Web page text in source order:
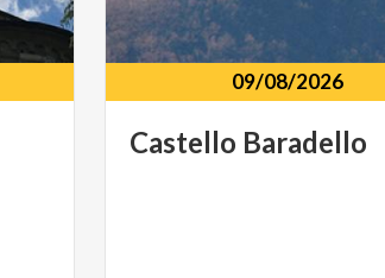
09/08/2026
Castello Baradello